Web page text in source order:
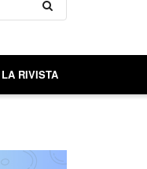
LA RIVISTA